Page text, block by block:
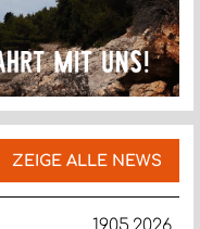
ZEIGE ALLE NEWS